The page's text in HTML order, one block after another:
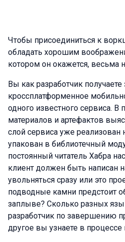
Чтобы присоединиться к
обладать хорошим
котором он окажется, весьма
Вы как разработчик получаете
кроссплатформенное
одного известного сервиса. В
материалов и артефактов
слой сервиса уже реализован
упакован в библиотечный
постоянный читатель Хабра
клиент должен быть написан
увольняться сразу или это
подводные камни предстоит
заплыве? Сколько разных
разработчик по завершению
другое вы узнаете в